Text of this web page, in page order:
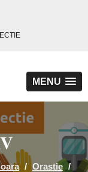
MENU
/ Orastie /